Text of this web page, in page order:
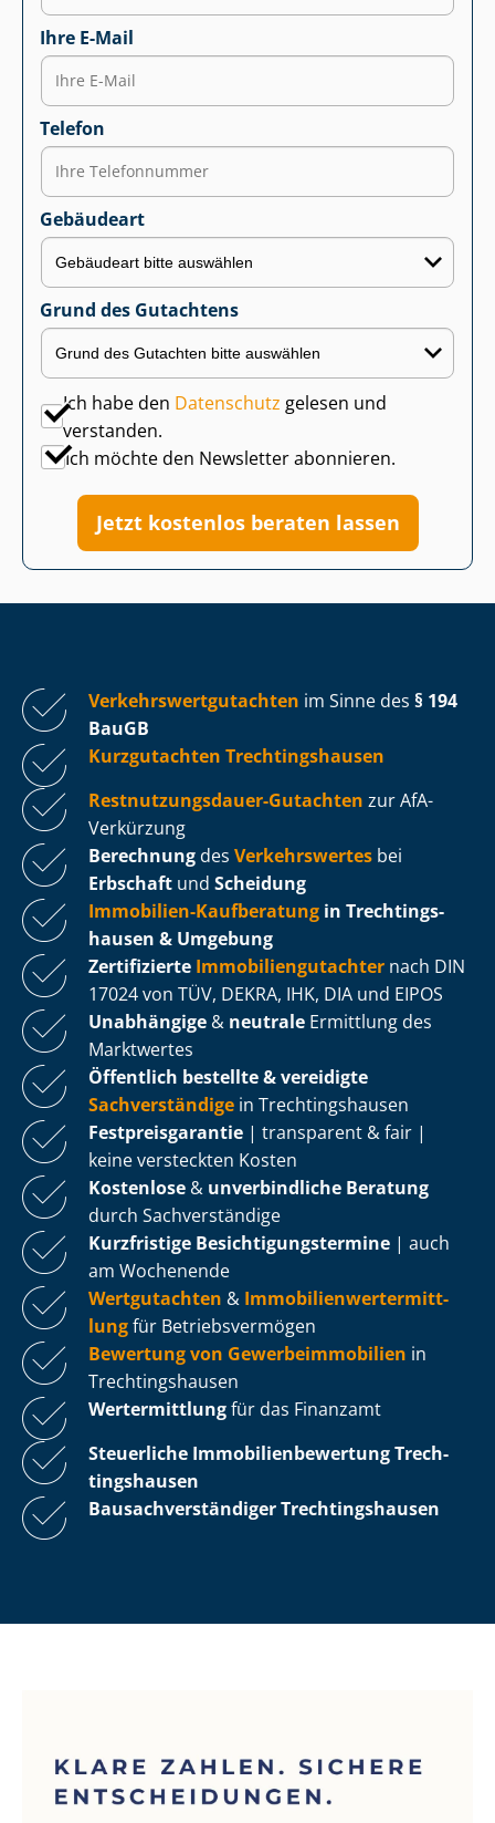
Ihre E-Mail
Telefon
Gebäudeart
Grund des Gutachtens
Ich habe den Datenschutz gelesen und
verstanden.
Ich möchte den Newsletter abonnieren.
Jetzt kostenlos beraten lassen
Ver­kehrs­wert­gut­ach­ten im Sinne des § 194
BauGB
Kurzgutachten Trech­tin­gs­hau­sen
Rest­nut­zungs­dau­er-Gutachten zur AfA-
Verkürzung
Berechnung des Verkehrswertes bei
Erbschaft und Scheidung
Immobilien-Kaufberatung in Trech­tin­gs­
hau­sen & Umgebung
Zertifizierte Im­mo­bi­li­en­gut­ach­ter nach DIN
17024 von TÜV, DEKRA, IHK, DIA und EIPOS
Unabhängige & neutrale Ermittlung des
Marktwertes
Öffentlich bestellte & vereidigte
Sachverständige in Trech­tin­gs­hau­sen
Fest­preis­ga­ran­tie | transparent & fair |
keine versteckten Kosten
Kostenlose & unverbindliche Beratung
durch Sachverständige
Kurzfristige Be­sich­ti­gungs­ter­mi­ne | auch
am Wochenende
Wertgutachten & Im­mo­bi­li­en­wert­ermitt­
lungfür Be­triebs­ver­mö­gen
Bewertung von Ge­wer­be­im­mo­bi­li­en in
Trech­tin­gs­hau­sen
Wertermittlungfür das Finanzamt
Steuerliche Im­mo­bi­li­en­be­wer­tungTrech­
tin­gs­hau­sen
Bau­sach­ver­stän­di­ger Trech­tin­gs­hau­sen